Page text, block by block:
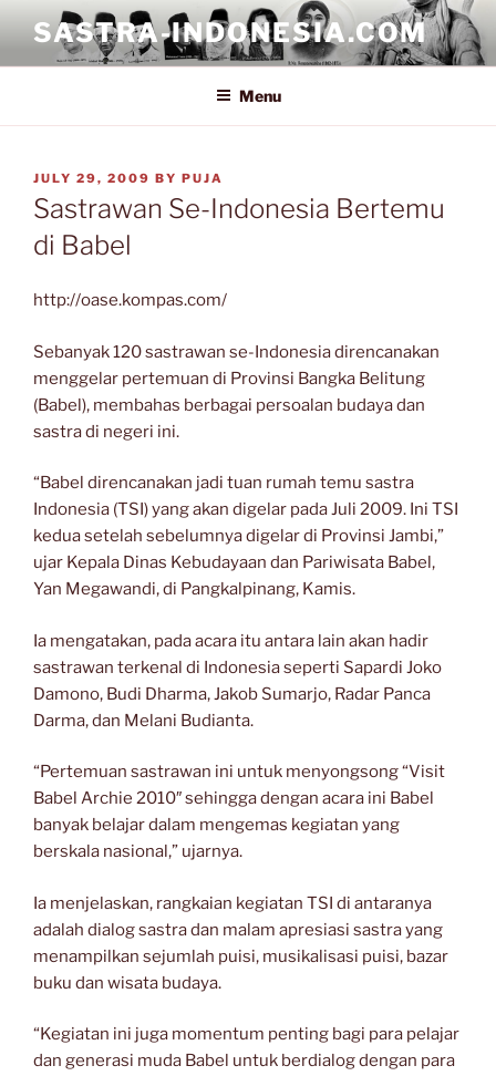
content
SASTRA-INDONESIA.COM
Menu
POSTED
ON
JULY 29, 2009 BY PUJA
Sastrawan Se-Indonesia Bertemu
di Babel
http://oase.kompas.com/
Sebanyak 120 sastrawan se-Indonesia direncanakan
menggelar pertemuan di Provinsi Bangka Belitung
(Babel), membahas berbagai persoalan budaya dan
sastra di negeri ini.
“Babel direncanakan jadi tuan rumah temu sastra
Indonesia (TSI) yang akan digelar pada Juli 2009. Ini TSI
kedua setelah sebelumnya digelar di Provinsi Jambi,”
ujar Kepala Dinas Kebudayaan dan Pariwisata Babel,
Yan Megawandi, di Pangkalpinang, Kamis.
Ia mengatakan, pada acara itu antara lain akan hadir
sastrawan terkenal di Indonesia seperti Sapardi Joko
Damono, Budi Dharma, Jakob Sumarjo, Radar Panca
Darma, dan Melani Budianta.
“Pertemuan sastrawan ini untuk menyongsong “Visit
Babel Archie 2010″ sehingga dengan acara ini Babel
banyak belajar dalam mengemas kegiatan yang
berskala nasional,” ujarnya.
Ia menjelaskan, rangkaian kegiatan TSI di antaranya
adalah dialog sastra dan malam apresiasi sastra yang
menampilkan sejumlah puisi, musikalisasi puisi, bazar
buku dan wisata budaya.
“Kegiatan ini juga momentum penting bagi para pelajar
dan generasi muda Babel untuk berdialog dengan para